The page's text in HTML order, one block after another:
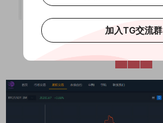
加入TG交流群